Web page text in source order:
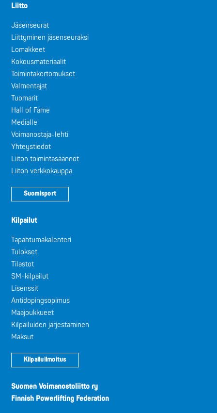
Liitto
Jäsenseurat
Liittyminen jäsenseuraksi
Lomakkeet
Kokousmateriaalit
Toimintakertomukset
Valmentajat
Tuomarit
Hall of Fame
Medialle
Voimanostaja-lehti
Yhteystiedot
Liiton toimintasäännöt
Liiton verkkokauppa
Suomisport
Kilpailut
Tapahtumakalenteri
Tulokset
Tilastot
SM-kilpailut
Lisenssit
Antidopingsopimus
Maajoukkueet
Kilpailuiden järjestäminen
Maksut
Kilpailuilmoitus
Suomen Voimanostoliitto ry
Finnish Powerlifting Federation